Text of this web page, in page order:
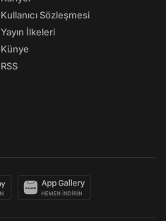
Kullanıcı Sözleşmesi
Yayın İlkeleri
Künye
RSS